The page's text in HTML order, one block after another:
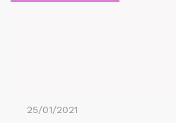
25/01/2021